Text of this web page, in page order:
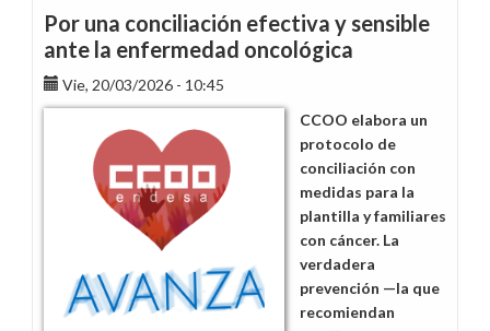
permite
registrar
los
excesos
de
minutos
1
a
como
tiempo
Por una conciliación efectiva y sensible
ante la enfermedad oncológica
Vie, 20/03/2026 - 10:45
CCOO elabora un
protocolo de
conciliación con
medidas para la
plantilla y familiares
con cáncer. La
verdadera
prevención —la que
recomiendan